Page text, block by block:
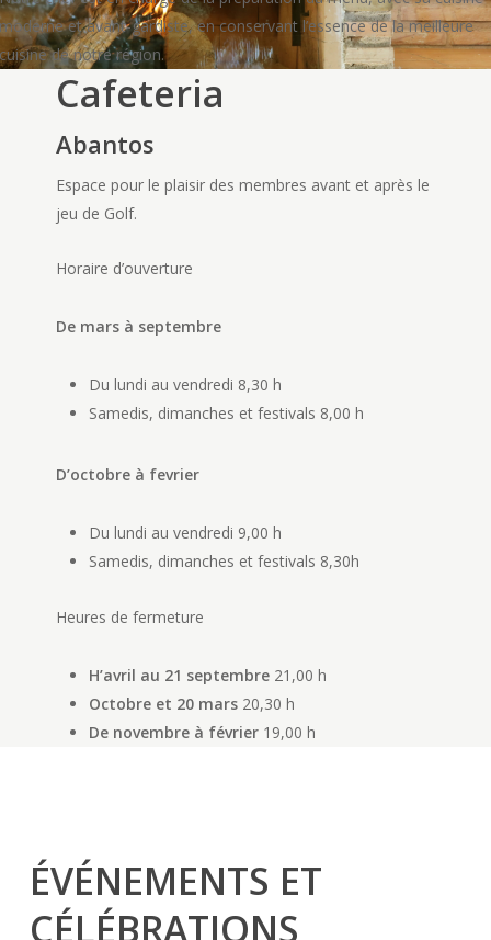
et avant-gardiste, en conservant l’essence de la meilleure
de notre région.
Cafeteria
Abantos
Espace pour le plaisir des membres avant et après le
jeu de Golf.
Horaire d’ouverture
De mars à septembre
Du lundi au vendredi 8,30 h
Samedis, dimanches et festivals 8,00 h
D’octobre à fevrier
Du lundi au vendredi 9,00 h
Samedis, dimanches et festivals 8,30h
Heures de fermeture
H’avril au 21 septembre21,00 h
Octobre et 20 mars20,30 h
De novembre à février19,00 h
ÉVÉNEMENTS ET
CÉLÉBRATIONS